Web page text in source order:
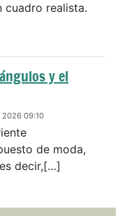
cuadro realista.
y el
09:10
de moda,
decir,[…]